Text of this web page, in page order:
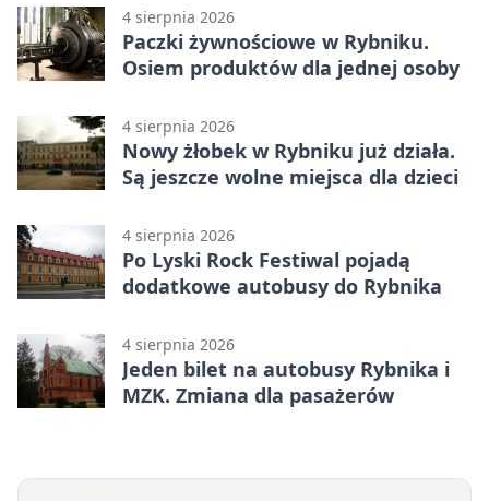
4 sierpnia 2026
Paczki żywnościowe w Rybniku.
Osiem produktów dla jednej osoby
4 sierpnia 2026
Nowy żłobek w Rybniku już działa.
Są jeszcze wolne miejsca dla dzieci
4 sierpnia 2026
Po Lyski Rock Festiwal pojadą
dodatkowe autobusy do Rybnika
4 sierpnia 2026
Jeden bilet na autobusy Rybnika i
MZK. Zmiana dla pasażerów